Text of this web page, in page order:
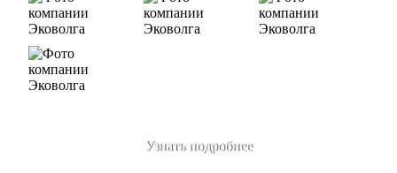
Узнать подробнее